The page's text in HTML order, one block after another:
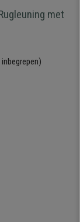
met
inbegrepen)